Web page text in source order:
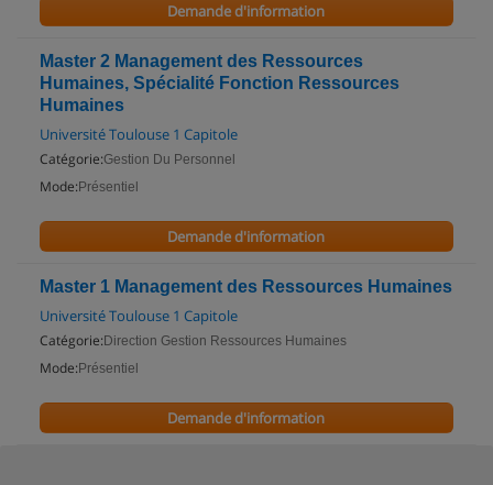
Demande d'information
Master 2 Management des Ressources
Humaines, Spécialité Fonction Ressources
Humaines
Université Toulouse 1 Capitole
Catégorie:Gestion Du Personnel
Mode: Présentiel
Demande d'information
Master 1 Management des Ressources Humaines
Université Toulouse 1 Capitole
Catégorie: Direction Gestion Ressources Humaines
Mode: Présentiel
Demande d'information